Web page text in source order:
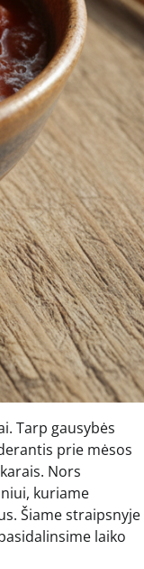
Tarp gausybės
prie mėsos
Nors
kuriame
Šiame straipsnyje
laiko